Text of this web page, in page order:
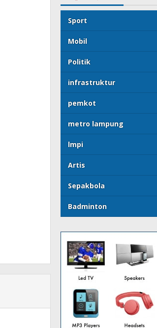
Sport
Mobil
Politik
infrastruktur
pemkot
metro lampung
lmpi
Artis
Sepakbola
Badminton